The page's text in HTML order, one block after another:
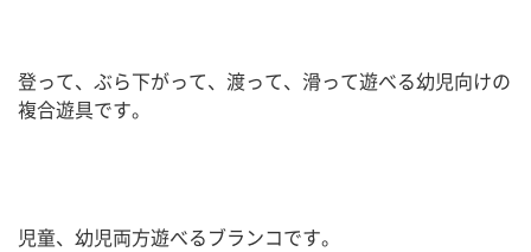
登って、ぶら下がって、渡って、滑って遊べる幼児向けの
複合遊具です。
児童、幼児両方遊べるブランコです。